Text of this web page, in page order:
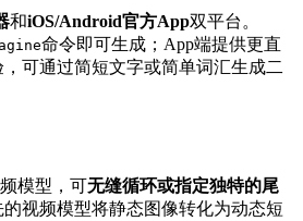
和iOS/Android官方App双平台。
命令即可生成；App端提供更直
可通过简短文字或简单词汇生成二
模型，可无缝循环或指定独特的尾
视频模型将静态图像转化为动态短